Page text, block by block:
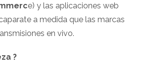
e) y las aplicaciones web
a medida que las marcas
en vivo.
?